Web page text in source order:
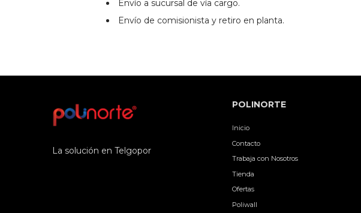
Envío a sucursal de vía cargo.
Envío de comisionista y retiro en planta.
La solución en Telgopor
POLINORTE
Inicio
Contacto
Trabaja con Nosotros
Tienda
Ofertas
Poliwall